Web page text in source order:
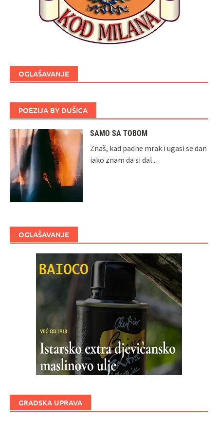
OGLAŠAVANJE
POEZIJA BY DUŠICA
SAMO SA TOBOM
Znaš, kad padne mrak i ugasi se dan
iako znam da si dal...
OGLAŠAVANJE
GRADSKA UPRAVA